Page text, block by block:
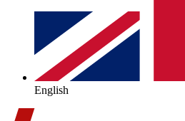
English